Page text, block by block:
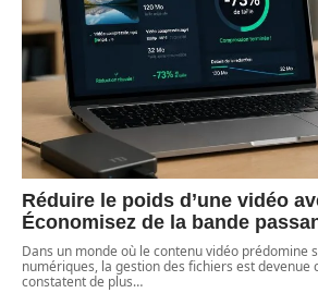
Réduire le poids d’une vidéo
Économisez de la bande
Dans un monde où le contenu vidéo prédomine
numériques, la gestion des fichiers est devenue
constatent de plus…